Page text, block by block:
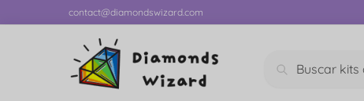
contact@diamondswizard.com
Buscar